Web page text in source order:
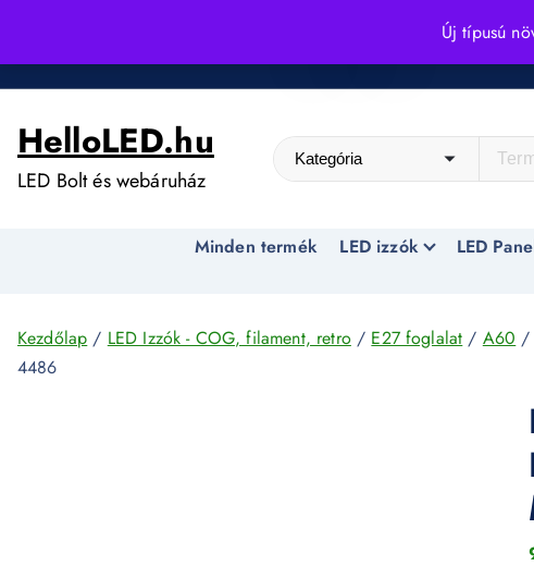
Új típusú
i
HelloLED.hu
LED Bolt és webáruház
Minden termék LED izzók LED
Kezdőlap / LED Izzók - COG, filament, retro/ E27 foglalat / A60 /
4486